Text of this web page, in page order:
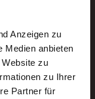
Anzeigen zu
Medien anbieten
zu
zu Ihrer
Partner für
Mail.
AWO